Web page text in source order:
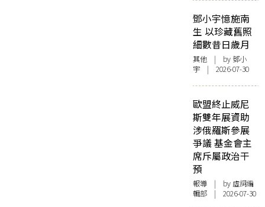
鄧小宇憶施南
生 以珍藏舊照
細數昔日歲月
其他 | by 鄧小
宇 | 2026-07-30
歐盟終止威尼
斯雙年展資助
涉俄羅斯參展
爭議 基金會主
席斥屬政治干
預
報導 | by 虛詞編
輯部 | 2026-07-30